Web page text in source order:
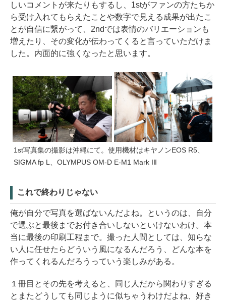
しいコメントが来たりもするし、1stがファンの方たちか
ら受け入れてもらえたことや数字で見える成果が出たこ
とが自信に繋がって、2ndでは表情のバリエーションも
増えたり、その変化が伝わってくると言っていただけま
した。内面的に強くなったと思います。
1st写真集の撮影は沖縄にて。使用機材はキヤノンEOS R5、
SIGMA fp L、OLYMPUS OM-D E-M1 Mark III
これで終わりじゃない
俺が自分で写真を選ばないんだよね。というのは、自分
で選ぶと最後までお付き合いしないといけないわけ。本
当に最後の印刷工程まで。撮った人間としては、知らな
い人に任せたらどういう風になるんだろう、どんな本を
作ってくれるんだろうっていう楽しみがある。
１冊目とその先を考えると、同じ人だから関わりすぎる
とまたどうしても同じように似ちゃうわけだよね、好き